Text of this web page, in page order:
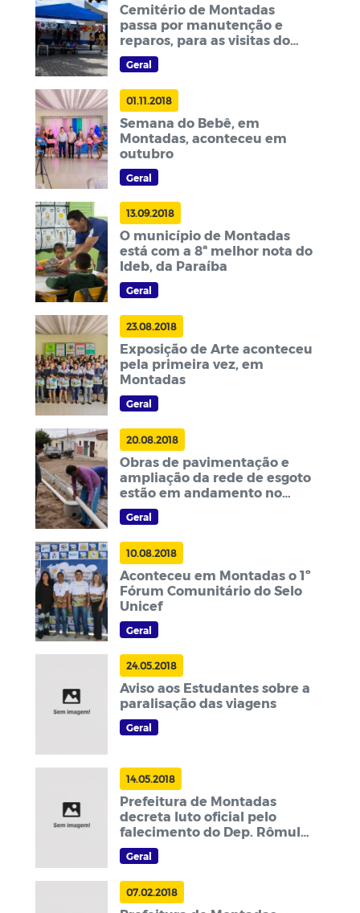
Cemitério de Montadas
passa por manutenção e
reparos, para as visitas do
Dia de Finados
Geral
01.11.2018
Semana do Bebê, em
Montadas, aconteceu em
outubro
Geral
13.09.2018
O município de Montadas
está com a 8ª melhor nota do
Ideb, da Paraíba
Geral
23.08.2018
Exposição de Arte aconteceu
pela primeira vez, em
Montadas
Geral
20.08.2018
Obras de pavimentação e
ampliação da rede de esgoto
estão em andamento no
município
Geral
10.08.2018
Aconteceu em Montadas o 1º
Fórum Comunitário do Selo
Unicef
Geral
24.05.2018
Aviso aos Estudantes sobre a
paralisação das viagens
Geral
14.05.2018
Prefeitura de Montadas
decreta luto oficial pelo
falecimento do Dep. Rômulo
Gouveia
Geral
07.02.2018